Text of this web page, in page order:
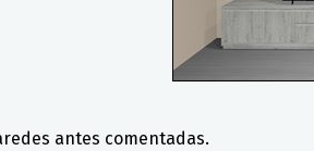
antes comentadas.